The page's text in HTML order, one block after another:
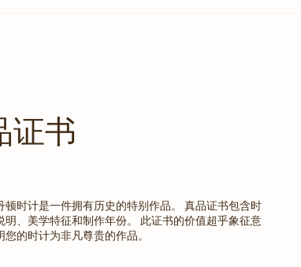
证书
顿时计是一件拥有历史的特别作品。 真品证书包含时
明、美学特征和制作年份。 此证书的价值超乎象征意
您的时计为非凡尊贵的作品。